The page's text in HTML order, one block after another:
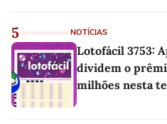
5 NOTÍCIAS
Lotofácil 3753:
dividem o
milhões nesta